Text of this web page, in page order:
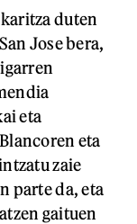
duten
Jose bera,
eta
eta
zaie
parte da, eta
gaituen